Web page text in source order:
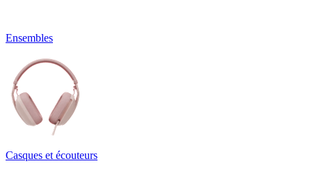
Ensembles
Casques et écouteurs